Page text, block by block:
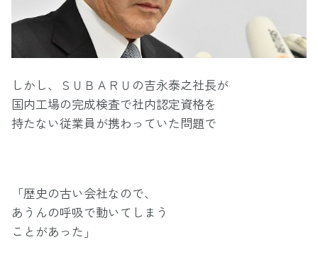
しかし、ＳＵＢＡＲＵの吉永泰之社長が
国内工場の完成検査で社内認定資格を
持たない従業員が携わっていた問題で
「歴史の古い会社なので、
あうんの呼吸で動いてしまう
ことがあった」